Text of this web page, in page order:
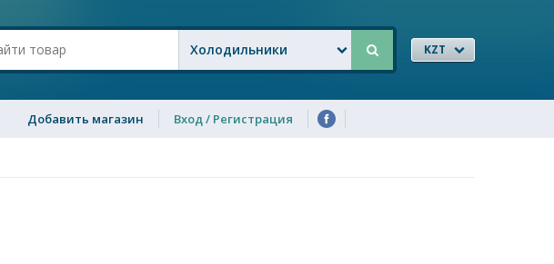
Холодильники KZT
Добавить магазин Вход / Регистрация